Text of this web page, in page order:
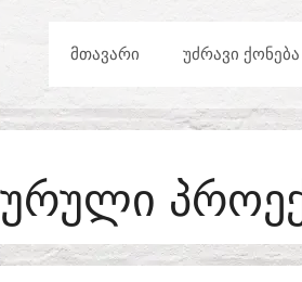
ᲛᲗᲐᲕᲐᲠᲘ ᲣᲫᲠᲐᲕᲘ ᲥᲝᲜᲔᲑᲐ